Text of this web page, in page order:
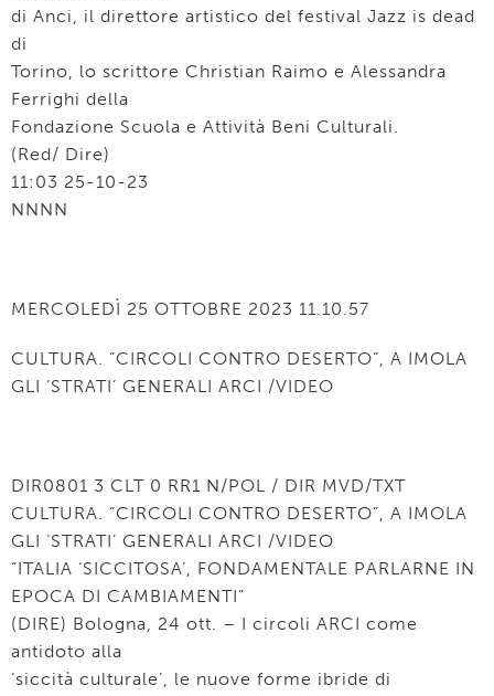
di Anci, il direttore artistico del festival Jazz is dead
di
Torino, lo scrittore Christian Raimo e Alessandra
Ferrighi della
Fondazione Scuola e Attività Beni Culturali.
(Red/ Dire)
11:03 25-10-23
NNNN
MERCOLEDÌ 25 OTTOBRE 2023 11.10.57
CULTURA. “CIRCOLI CONTRO DESERTO”, A IMOLA
GLI ‘STRATI’ GENERALI ARCI /VIDEO
DIR0801 3 CLT 0 RR1 N/POL / DIR MVD/TXT
CULTURA. “CIRCOLI CONTRO DESERTO”, A IMOLA
GLI ‘STRATI’ GENERALI ARCI /VIDEO
“ITALIA ‘SICCITOSA’, FONDAMENTALE PARLARNE IN
EPOCA DI CAMBIAMENTI”
(DIRE) Bologna, 24 ott. – I circoli ARCI come
antidoto alla
‘siccità culturale’, le nuove forme ibride di